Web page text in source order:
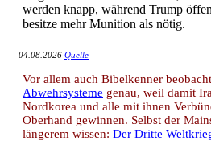
werden knapp, während Trump
besitze mehr Munition als nötig.
04.08.2026 Quelle
Vor allem auch Bibelkenner
Abwehrsysteme genau, weil damit
Nordkorea und alle mit ihnen
Oberhand gewinnen. Selbst der
längerem wissen: Der Dritte